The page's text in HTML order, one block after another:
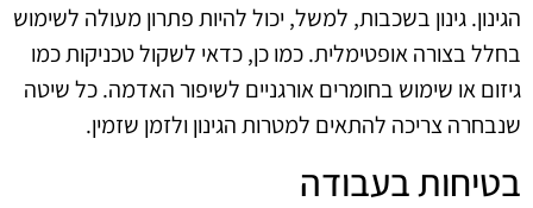
הגינון. גינון בשכבות, למשל, יכול להיות פתרון מעולה לשימוש
בחלל בצורה אופטימלית. כמו כן, כדאי לשקול טכניקות כמו
גיזום או שימוש בחומרים אורגניים לשיפור האדמה. כל שיטה
שנבחרה צריכה להתאים למטרות הגינון ולזמן שזמין.
בטיחות בעבודה